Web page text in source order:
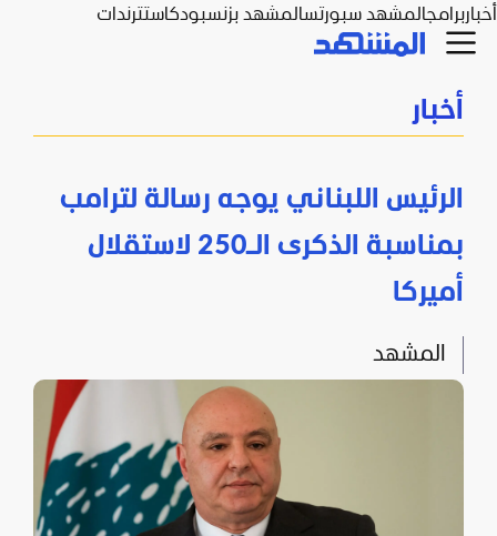
أخباربرامجالمشهد سبورتسالمشهد بزنسبودكاستترندات
أخبار
الرئيس اللبناني يوجه رسالة لترامب
بمناسبة الذكرى الـ250 لاستقلال
أميركا
المشهد